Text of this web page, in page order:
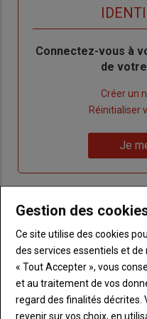
Body
Connectez-vous à
de
Créer un
de
Réinitialiser
me
connecte"
Je
titre
TITRE CRÉEZ
BodyChoisissez votre
compte pour
Gestion des
Ce site utilise des cookies
des services essentiels et de
« Tout Accepter », vous
et au traitement de vos
regard des finalités
revenir sur vos choix, en